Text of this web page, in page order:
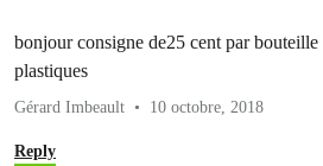
bonjour consigne de25 cent par
plastiques
Gérard Imbeault 10 octobre, 2018
Reply